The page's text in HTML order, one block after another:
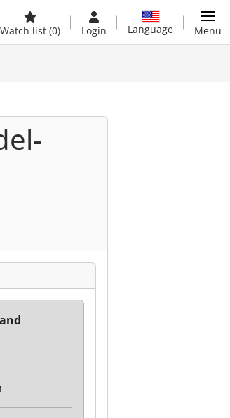
Watch list (0) Login Language Menu